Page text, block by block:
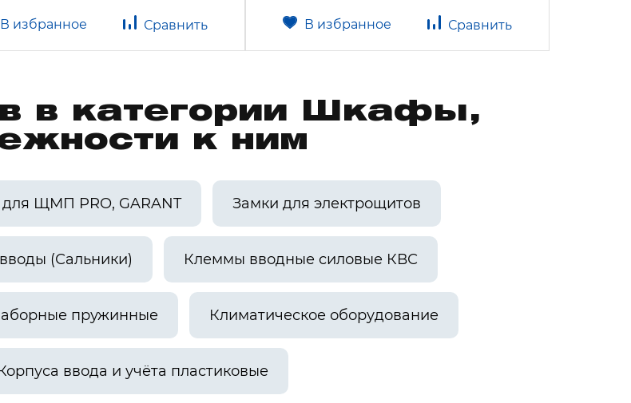
В избранное Сравнить В избранное Сравнить
в категории Шкафы,
к ним
для ЩМП PRO, GARANT Замки для электрощитов
(Сальники) Клеммы вводные силовые КВС
пружинные Климатическое оборудование
ввода и учёта пластиковые